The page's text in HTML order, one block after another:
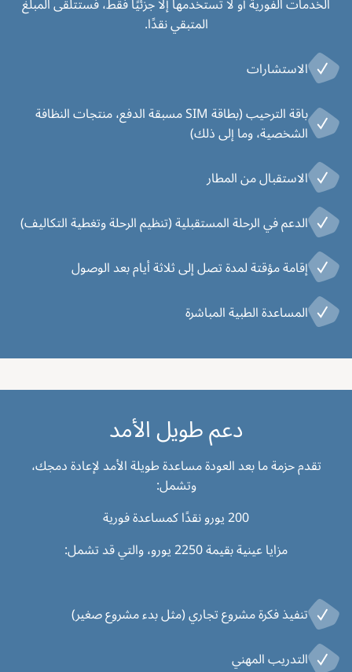
الخدمات الفورية أو لا تستخدمها إلا جزئيًا فقط، فستتلقى المبلغ
المتبقي نقدًا.
الاستشارات
باقة الترحيب (بطاقة SIM مسبقة الدفع، منتجات النظافة
الشخصية، وما إلى ذلك)
الاستقبال من المطار
الدعم في الرحلة المستقبلية (تنظيم الرحلة وتغطية التكاليف)
إقامة مؤقتة لمدة تصل إلى ثلاثة أيام بعد الوصول
المساعدة الطبية المباشرة
دعم طويل الأمد
تقدم حزمة ما بعد العودة مساعدة طويلة الأمد لإعادة دمجك،
وتشمل:
200 يورو نقدًا كمساعدة فورية
مزايا عينية بقيمة 2250 يورو، والتي قد تشمل:
تنفيذ فكرة مشروع تجاري (مثل بدء مشروع صغير)
التدريب المهني